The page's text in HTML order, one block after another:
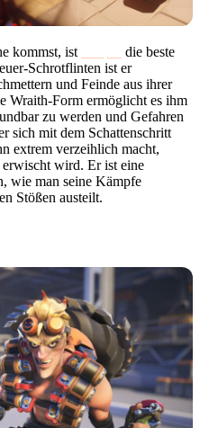
kommst, ist
die beste
Schrotflinten ist er
und Feinde aus ihrer
Wraith-Form ermöglicht es ihm
zu werden und Gefahren
sich mit dem Schattenschritt
extrem verzeihlich macht,
erwischt wird. Er ist eine
wie man seine Kämpfe
Stößen austeilt.